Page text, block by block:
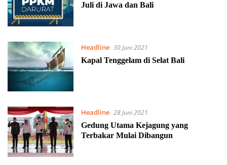
Juli di Jawa dan Bali
Headline 30 Juni 2021
Kapal Tenggelam di Selat Bali
Headline 28 Juni 2021
Gedung Utama Kejagung yang
Terbakar Mulai Dibangun